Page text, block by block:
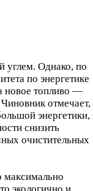
углем. Однако, по
по энергетике
новое топливо —
отмечает,
энергетики,
снизить
очистительных